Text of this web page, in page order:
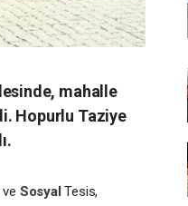
mahalle
Hopurlu Taziye
ve SosyalTesis,